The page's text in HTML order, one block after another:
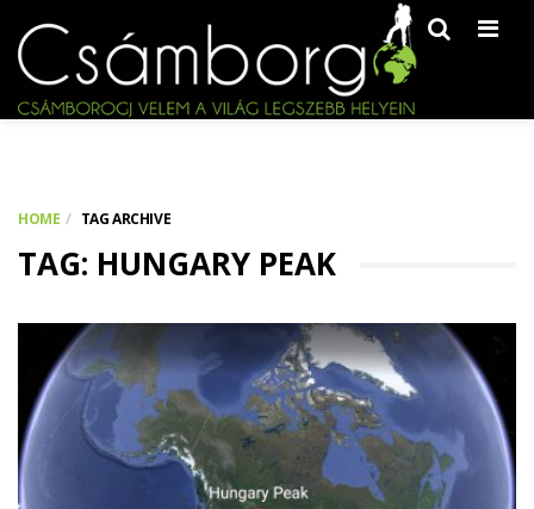
HOME TAG ARCHIVE
TAG: HUNGARY PEAK